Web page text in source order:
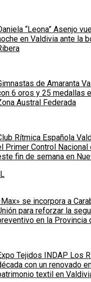
“Leona” Asenjo
en Valdivia ante la
de Amaranta
6 oros y 25 medallas
Austral Federada
Rítmica Española
Primer Control Nacional
fin de semana en
se incorpora a
para reforzar la
en la Provincia
Tejidos INDAP Los
con un renovado
textil en